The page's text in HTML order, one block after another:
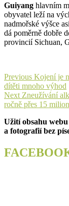
Guiyang hlavním
obyvatel leží na
nadmořské výšce
dá poměrně dobře
provincií Sichuan,
Navigace
pro
příspěvek
Previous Previous
post:
Kojení je
dítěti mnoho výhod
Next Next
post:
Zneužívání
ročně přes 15
Užití obsahu
a fotografií bez